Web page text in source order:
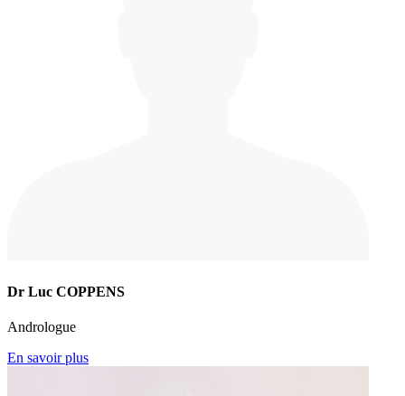
Dr Luc COPPENS
Andrologue
En savoir plus